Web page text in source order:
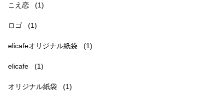
こえ恋 (1)
ロゴ (1)
elicafeオリジナル紙袋 (1)
elicafe (1)
オリジナル紙袋 (1)